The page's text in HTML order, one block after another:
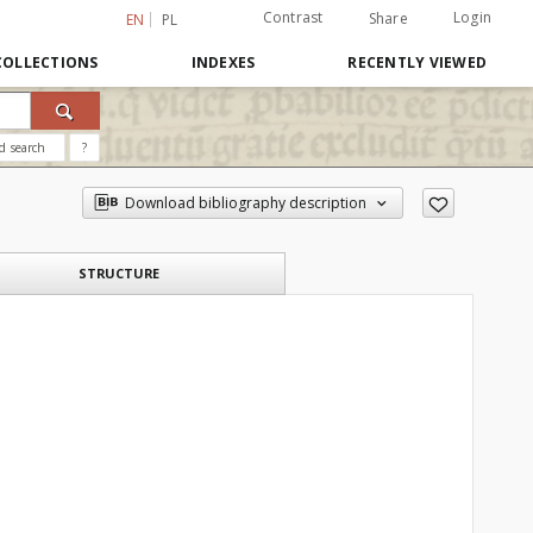
EN PL Contrast Share Login
INDEXES RECENTLY VIEWED
search ?
Download bibliography description
STRUCTURE